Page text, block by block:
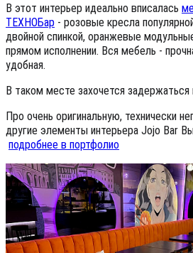
В этот интерьер идеально вписалась
ТЕХНОБар - розовые кресла
двойной спинкой, оранжевые
прямом исполнении. Вся мебель -
удобная.
В таком месте захочется задержаться
Про очень оригинальную, технически
другие элементы интерьера Jojo Bar
подробнее в портфолио